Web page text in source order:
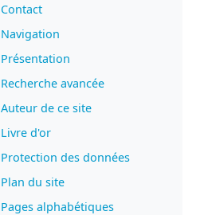
Contact
Navigation
Présentation
Recherche avancée
Auteur de ce site
Livre d'or
Protection des données
Plan du site
Pages alphabétiques